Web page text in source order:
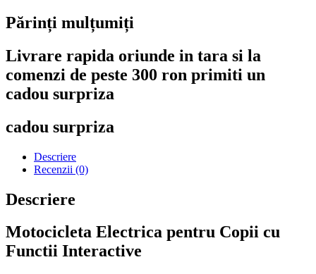
Părinți mulțumiți
Livrare rapida oriunde in tara si la
comenzi de peste 300 ron primiti un
cadou surpriza
cadou surpriza
Descriere
Recenzii (0)
Descriere
Motocicleta Electrica pentru Copii cu
Functii Interactive